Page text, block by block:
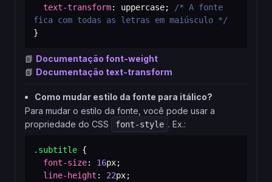
text-transform: uppercase;
/* A fonte
fica com todas as letras em maiúsculo */
}
📗 Documentação font-weight
📗 Documentação text-transform
Como mudar estilo da fonte para itálico?
Para mudar o estilo da fonte, você pode usar a
propriedade do CSS
font-style . Ex.:
.subtitle {
font-size: 16px;
line-height : 22px;